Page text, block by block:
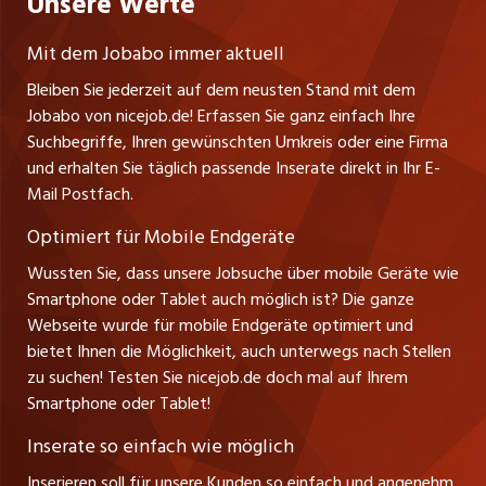
Lehrstellen
Führungspositionen
Management / Kader-Jobs
Impressum
jobmittelland.ch
jobbern.ch
jobbasel.ch
zentraljob.ch
myjob.ch
schaffu.ch (VS)
ajourjob.ch
tagblatt.ch
FM1Today
Fa. nicejob.de
PR Medien GmbH
Lindauer Straße 16
D-88239 Wangen
Tel. +49 07522 795034
Thomas Reiner
Ansprechpartner
Mit dem Jobabo immer aktuell
Bleiben Sie jederzeit auf dem neusten Stand mit dem
Jobabo von nicejob.de! Erfassen Sie ganz einfach Ihre
Suchbegriffe, Ihren gewünschten Umkreis oder eine Firma
und erhalten Sie täglich passende Inserate direkt in Ihr E-
Mail Postfach.
Optimiert für Mobile Endgeräte
Wussten Sie, dass unsere Jobsuche über mobile Geräte wie
Smartphone oder Tablet auch möglich ist? Die ganze
Webseite wurde für mobile Endgeräte optimiert und
bietet Ihnen die Möglichkeit, auch unterwegs nach Stellen
zu suchen! Testen Sie nicejob.de doch mal auf Ihrem
Smartphone oder Tablet!
Inserate so einfach wie möglich